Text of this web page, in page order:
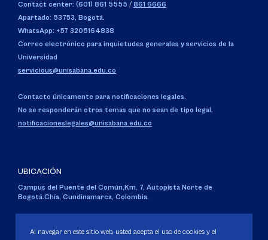
Contact center: (601) 861 5555 / 861 6666
Apartado: 53753, Bogotá.
WhatsApp: +57 3205164838
Correo electrónico para inquietudes generales y servicios de la
Universidad
servicious@unisabana.edu.co
Contacto únicamente para notificaciones legales.
No se responderán otros temas que no sean de tipo legal.
notificacioneslegales@unisabana.edu.co
UBICACIÓN
Campus del Puente del Común,Km. 7, Autopista Norte de
Bogotá.Chía, Cundinamarca, Colombia.
Personería Jurídica:Resolución 130 del 14 de enero de 1980.
Al navegar en este sitio web, usted acepta el uso de cookies y el